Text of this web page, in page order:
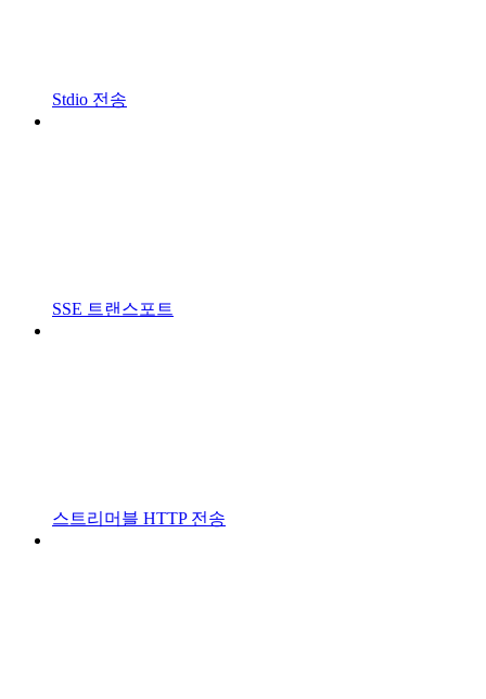
Stdio 전송
SSE 트랜스포트
스트리머블 HTTP 전송